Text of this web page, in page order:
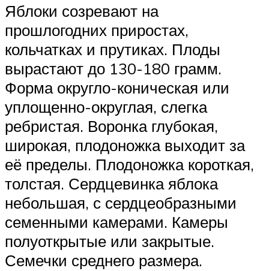
Яблоки созревают на
прошлогодних приростах,
кольчатках и прутиках. Плоды
вырастают до 130-180 грамм.
Форма округло-коническая или
уплощенно-округлая, слегка
ребристая. Воронка глубокая,
широкая, плодоножка выходит за
её пределы. Плодоножка короткая,
толстая. Сердцевинка яблока
небольшая, с сердцеобразными
семенными камерами. Камеры
полуоткрытые или закрытые.
Семечки среднего размера.